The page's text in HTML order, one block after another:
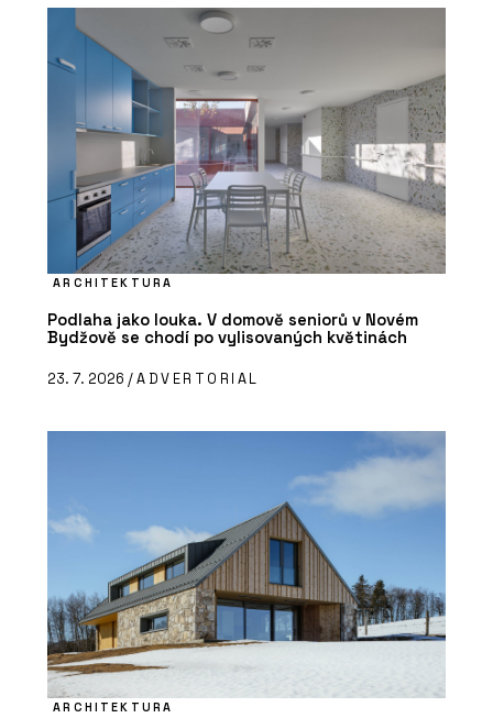
ARCHITEKTURA
Podlaha jako louka. V domově seniorů v Novém
Bydžově se chodí po vylisovaných květinách
23. 7. 2026 /ADVERTORIAL
ARCHITEKTURA